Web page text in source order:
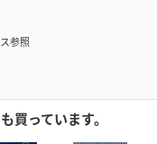
参照
買っています。